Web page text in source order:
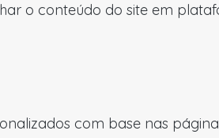
o conteúdo do site em
com base nas